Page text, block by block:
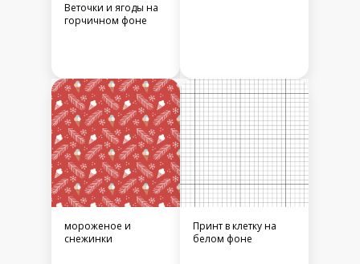
Веточки и ягоды на
горчичном фоне
мороженое и
снежинки
Принт в клетку на
белом фоне